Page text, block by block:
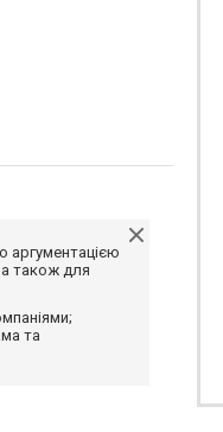
аргументацією
а також для
та